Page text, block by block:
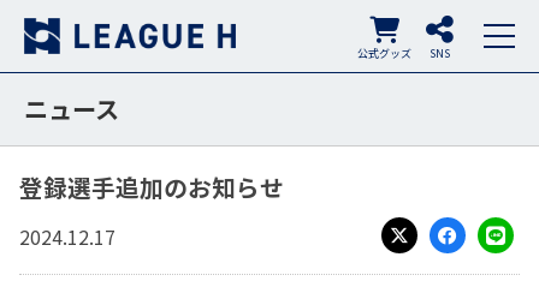
SNS
公式グッズ
ニュース
登録選手追加のお知らせ
2024.12.17
X
Facebook
LINE